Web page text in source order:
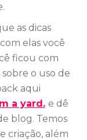
as dicas
elas você
ficou com
o uso de
aqui
a yard. e dê
blog. Temos
criação, além